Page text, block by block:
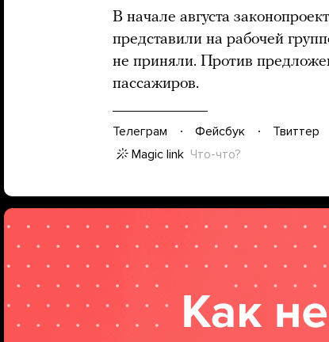
В начале августа
представили на рабочей
не приняли. Против
пассажиров.
Телеграм Фейсбук Твиттер
Magic link Что-что?